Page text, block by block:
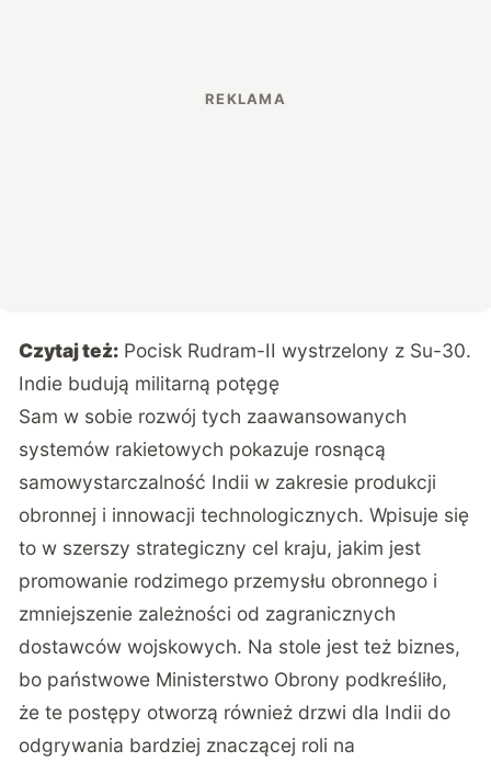
Czytaj też: Pocisk Rudram-II wystrzelony z Su-30.
Indie budują militarną potęgę
Sam w sobie rozwój tych zaawansowanych
systemów rakietowych pokazuje rosnącą
samowystarczalność Indii w zakresie produkcji
obronnej i innowacji technologicznych. Wpisuje się
to w szerszy strategiczny cel kraju, jakim jest
promowanie rodzimego przemysłu obronnego i
zmniejszenie zależności od zagranicznych
dostawców wojskowych. Na stole jest też biznes,
bo państwowe Ministerstwo Obrony podkreśliło,
że te postępy otworzą również drzwi dla Indii do
odgrywania bardziej znaczącej roli na